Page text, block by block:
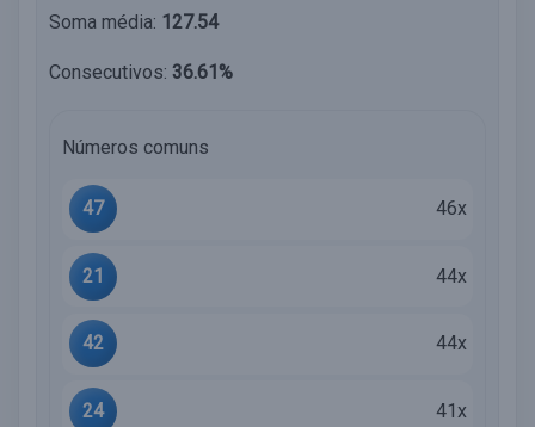
Soma média: 127.54
Consecutivos: 36.61%
Números comuns
47 46x
21 44x
42 44x
24 41x